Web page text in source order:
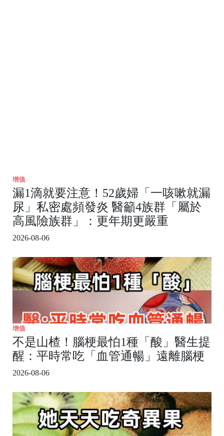
增值
漏1滴就要注意！52歲婦「一咳嗽就漏
尿」私密處頻發炎 醫籲4族群「屬於
高風險族群」：更年期更嚴重
2026-08-06
增值
不是山楂！腦梗最怕1種「酸」醫生提
醒：平時常吃「血管通暢」遠離腦梗
2026-08-06